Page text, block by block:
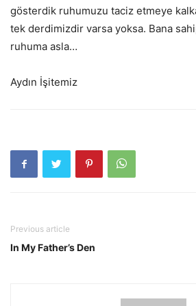
gösterdik ruhumuzu taciz etmeye
tek derdimizdir varsa yoksa. Bana
ruhuma asla…
Aydın İşitemiz
Previous article
In My Father’s Den